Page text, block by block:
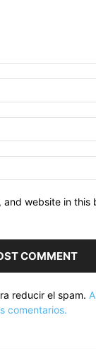
and website in this
reducir el spam.
comentarios.